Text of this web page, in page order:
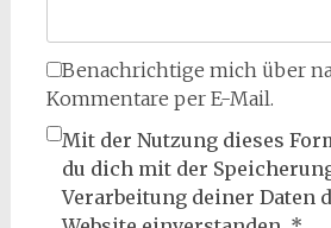
Benachrichtige mich über
Kommentare per E-Mail.
Mit der Nutzung dieses
du dich mit der
Verarbeitung deiner Daten